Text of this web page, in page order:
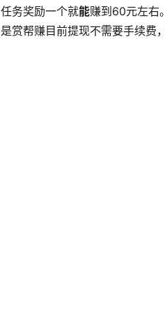
任务奖励一个就能赚到60元左右
是赏帮赚目前提现不需要手续费